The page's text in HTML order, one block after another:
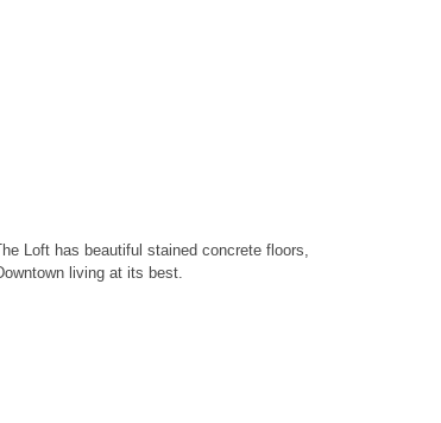
Loft has beautiful stained concrete floors,
living at its best.